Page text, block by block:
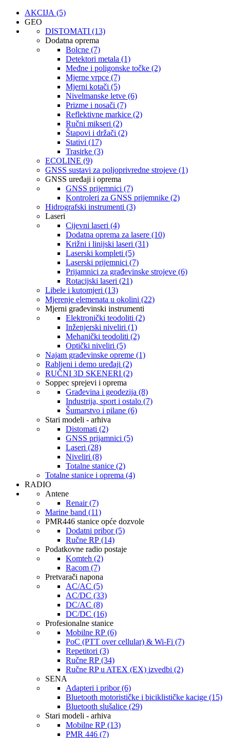
AKCIJA (5)
GEO
DISTOMATI (13)
Dodatna oprema
Bolcne (7)
Detektori metala (1)
Međne i poligonske točke (2)
Mjerne vrpce (7)
Mjerni kotači (5)
Nivelmanske letve (6)
Prizme i nosači (7)
Reflektivne markice (2)
Ručni mikseri (2)
Štapovi i držači (2)
Stativi (17)
Trasirke (3)
ECOLINE (9)
GNSS sustavi za poljoprivredne strojeve (1)
GNSS uređaji i oprema
GNSS prijemnici (7)
Kontroleri za GNSS prijemnike (2)
Hidrografski instrumenti (3)
Laseri
Cijevni laseri (4)
Dodatna oprema za lasere (10)
Križni i linijski laseri (31)
Laserski kompleti (5)
Laserski prijemnici (7)
Prijamnici za građevinske strojeve (6)
Rotacijski laseri (21)
Libele i kutomjeri (13)
Mjerenje elemenata u okolini (22)
Mjerni građevinski instrumenti
Elektronički teodoliti (2)
Inženjerski niveliri (1)
Mehanički teodoliti (2)
Optički niveliri (5)
Najam građevinske opreme (1)
Rabljeni i demo uređaji (2)
RUČNI 3D SKENERI (2)
Soppec sprejevi i oprema
Građevina i geodezija (8)
Industrija, sport i ostalo (7)
Šumarstvo i pilane (6)
Stari modeli - arhiva
Distomati (2)
GNSS prijamnici (5)
Laseri (28)
Niveliri (8)
Totalne stanice (2)
Totalne stanice i oprema (4)
RADIO
Antene
Renair (7)
Marine band (11)
PMR446 stanice opće dozvole
Dodatni pribor (5)
Ručne RP (14)
Podatkovne radio postaje
Komteh (2)
Racom (7)
Pretvarači napona
AC/AC (5)
AC/DC (33)
DC/AC (8)
DC/DC (16)
Profesionalne stanice
Mobilne RP (6)
PoC (PTT over cellular) & Wi-Fi (7)
Repetitori (3)
Ručne RP (34)
Ručne RP u ATEX (EX) izvedbi (2)
SENA
Adapteri i pribor (6)
Bluetooth motorističke i biciklističke kacige (15)
Bluetooth slušalice (29)
Stari modeli - arhiva
Mobilne RP (13)
PMR 446 (7)